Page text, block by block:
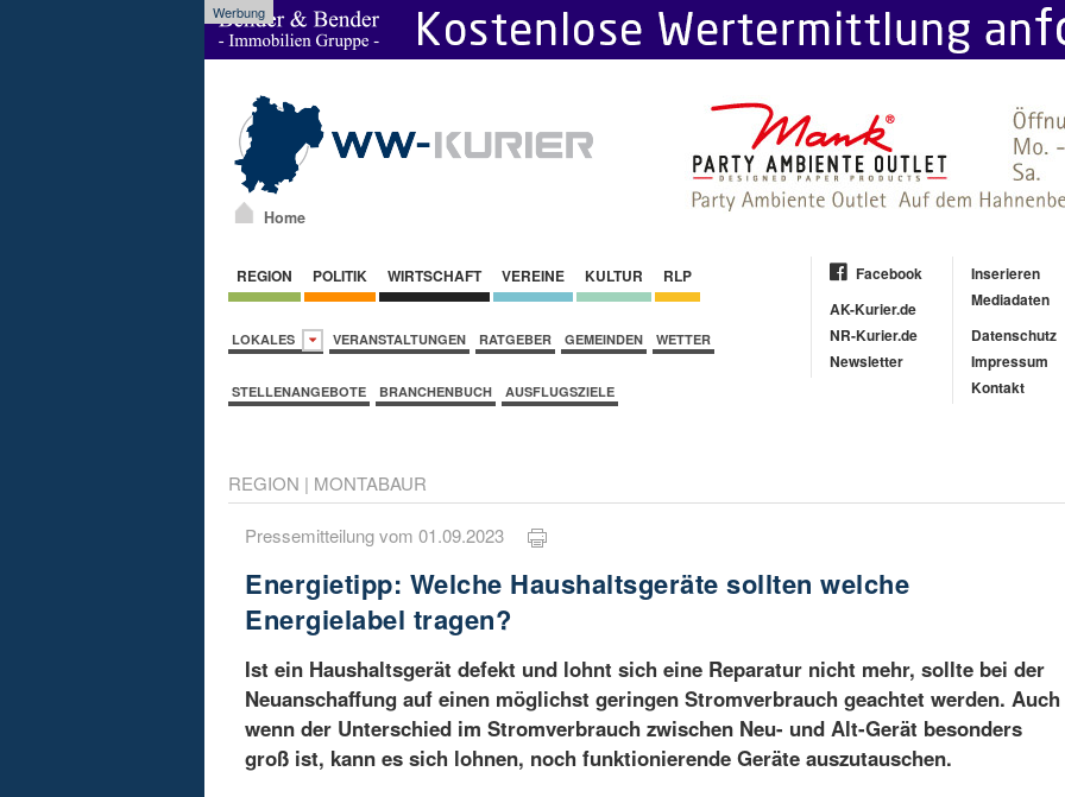
Werbung
Home
REGION POLITIK WIRTSCHAFT VEREINE KULTUR RLP
LOKALES VERANSTALTUNGEN RATGEBER GEMEINDEN WETTER
STELLENANGEBOTE BRANCHENBUCH AUSFLUGSZIELE
Facebook
AK-Kurier.de
NR-Kurier.de
Newsletter
Inserieren
Mediadaten
Datenschutz
Impressum
Kontakt
REGION | MONTABAUR
Pressemitteilung vom 01.09.2023
Energietipp: Welche Haushaltsgeräte sollten welche
Energielabel tragen?
Ist ein Haushaltsgerät defekt und lohnt sich eine Reparatur nicht mehr, sollte bei der
Neuanschaffung auf einen möglichst geringen Stromverbrauch geachtet werden. Auch
wenn der Unterschied im Stromverbrauch zwischen Neu- und Alt-Gerät besonders
groß ist, kann es sich lohnen, noch funktionierende Geräte auszutauschen.